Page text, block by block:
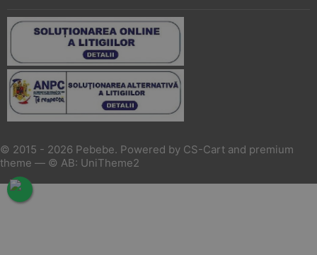
© 2015 - 2026 Pebebe. Powered by CS-Cart and premium
theme — © AB: UniTheme2